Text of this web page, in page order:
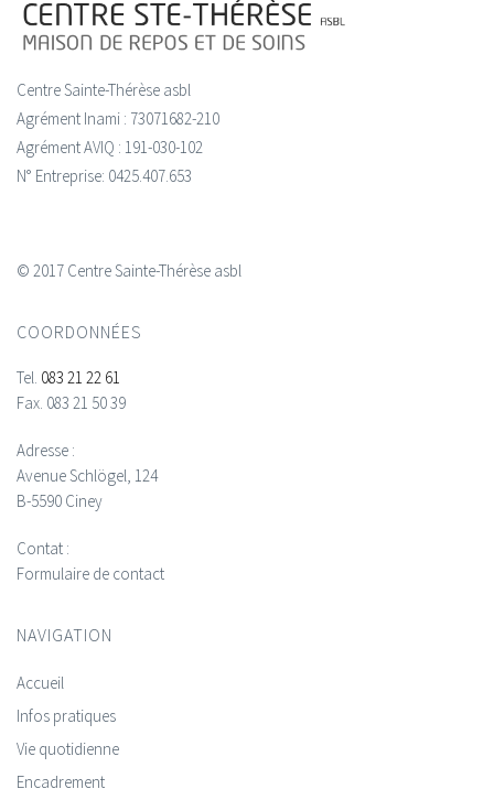
Centre Sainte-Thérèse asbl
Agrément Inami : 73071682-210
Agrément AVIQ : 191-030-102
N° Entreprise: 0425.407.653
© 2017 Centre Sainte-Thérèse asbl
COORDONNÉES
Tel. 083 21 22 61
Fax. 083 21 50 39
Adresse :
Avenue Schlögel, 124
B-5590 Ciney
Contat :
Formulaire de contact
NAVIGATION
Accueil
Infos pratiques
Vie quotidienne
Encadrement